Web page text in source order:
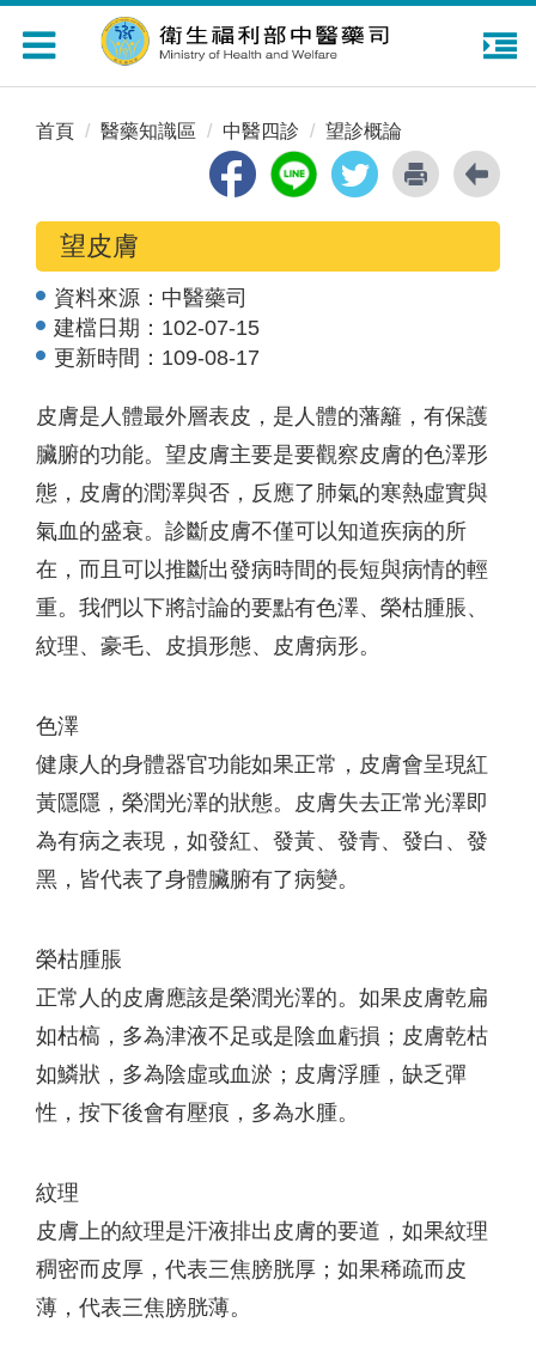
Toggle
navigation
首頁 醫藥知識區 中醫四診 望診概論
望皮膚
資料來源： 中醫藥司
建檔日期： 102-07-15
更新時間： 109-08-17
皮膚是人體最外層表皮，是人體的藩籬，有保護
臟腑的功能。望皮膚主要是要觀察皮膚的色澤形
態，皮膚的潤澤與否，反應了肺氣的寒熱虛實與
氣血的盛衰。診斷皮膚不僅可以知道疾病的所
在，而且可以推斷出發病時間的長短與病情的輕
重。我們以下將討論的要點有色澤、榮枯腫脹、
紋理、豪毛、皮損形態、皮膚病形。
色澤
健康人的身體器官功能如果正常，皮膚會呈現紅
黃隱隱，榮潤光澤的狀態。皮膚失去正常光澤即
為有病之表現，如發紅、發黃、發青、發白、發
黑，皆代表了身體臟腑有了病變。
榮枯腫脹
正常人的皮膚應該是榮潤光澤的。如果皮膚乾扁
如枯槁，多為津液不足或是陰血虧損；皮膚乾枯
如鱗狀，多為陰虛或血淤；皮膚浮腫，缺乏彈
性，按下後會有壓痕，多為水腫。
紋理
皮膚上的紋理是汗液排出皮膚的要道，如果紋理
稠密而皮厚，代表三焦膀胱厚；如果稀疏而皮
薄，代表三焦膀胱薄。